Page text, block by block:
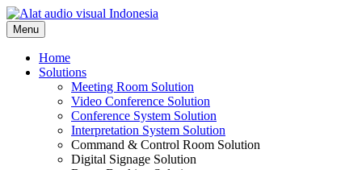
Skip
to
content
Menu
Home
Solutions
Meeting Room Solution
Video Conference Solution
Conference System Solution
Interpretation System Solution
Command & Control Room Solution
Digital Signage Solution